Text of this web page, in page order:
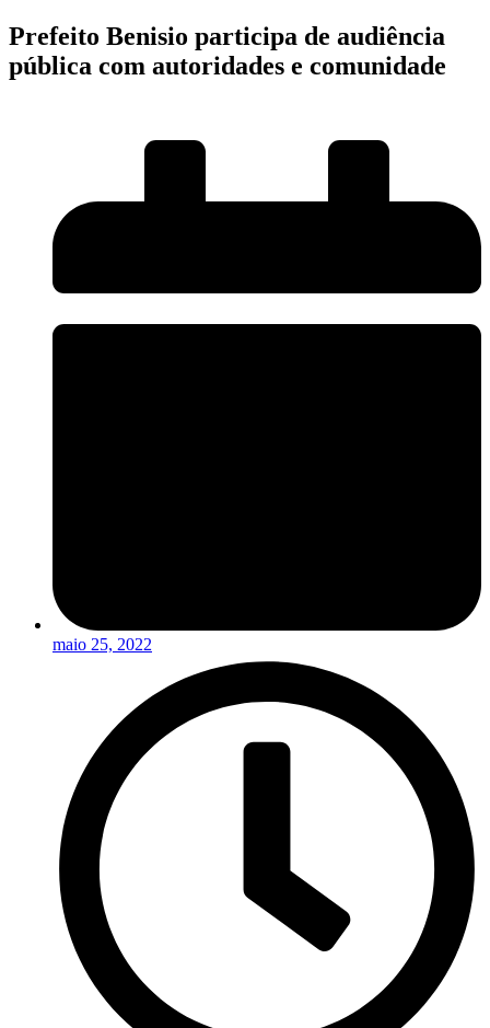
Prefeito Benisio participa de audiência
pública com autoridades e comunidade
maio 25, 2022